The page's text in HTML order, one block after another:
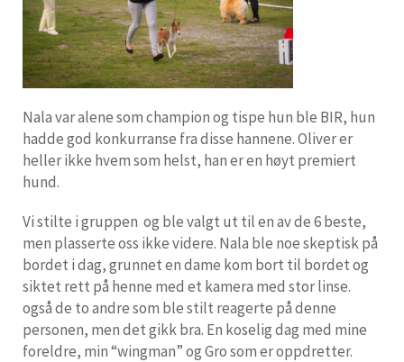
Nala var alene som champion og tispe hun ble BIR, hun
hadde god konkurranse fra disse hannene. Oliver er
heller ikke hvem som helst, han er en høyt premiert
hund.
Vi stilte i gruppen og ble valgt ut til en av de 6 beste,
men plasserte oss ikke videre. Nala ble noe skeptisk på
bordet i dag, grunnet en dame kom bort til bordet og
siktet rett på henne med et kamera med stor linse.
også de to andre som ble stilt reagerte på denne
personen, men det gikk bra. En koselig dag med mine
foreldre, min “wingman” og Gro som er oppdretter.